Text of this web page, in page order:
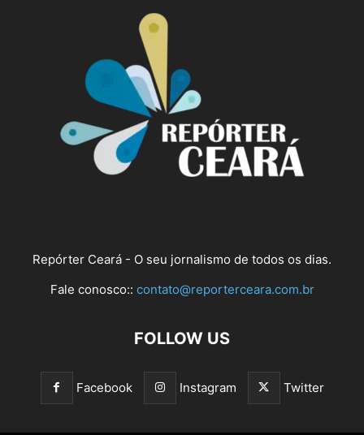
Repórter Ceará - O seu jornalismo de todos os dias.
Fale conosco:: contato@reporterceara.com.br
FOLLOW US
Facebook Instagram Twitter